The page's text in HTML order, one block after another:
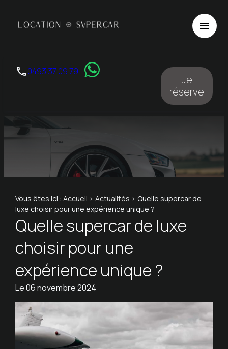
menu
phone0493 37 09 79
Je
réserve
Vous êtes ici : Accueil > Actualités > Quelle supercar de
luxe choisir pour une expérience unique ?
Quelle supercar de luxe
choisir pour une
expérience unique ?
Le06 novembre 2024